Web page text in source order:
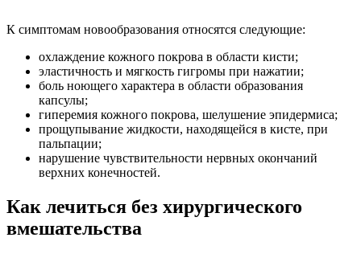
К симптомам новообразования относятся следующие:
охлаждение кожного покрова в области кисти;
эластичность и мягкость гигромы при нажатии;
боль ноющего характера в области образования
капсулы;
гиперемия кожного покрова, шелушение эпидермиса;
прощупывание жидкости, находящейся в кисте, при
пальпации;
нарушение чувствительности нервных окончаний
верхних конечностей.
Как лечиться без хирургического
вмешательства